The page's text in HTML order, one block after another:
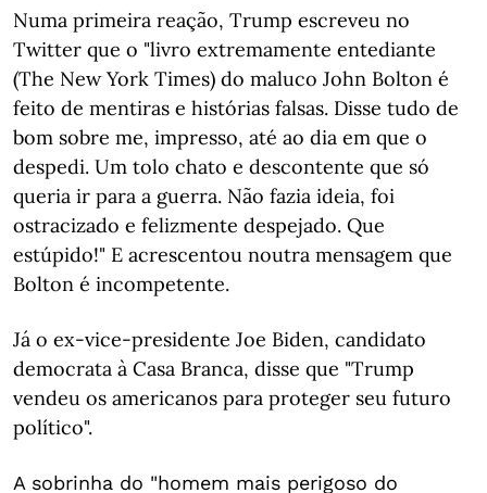
Numa primeira reação, Trump escreveu no
Twitter que o "livro extremamente entediante
(The New York Times) do maluco John Bolton é
feito de mentiras e histórias falsas. Disse tudo de
bom sobre me, impresso, até ao dia em que o
despedi. Um tolo chato e descontente que só
queria ir para a guerra. Não fazia ideia, foi
ostracizado e felizmente despejado. Que
estúpido!" E acrescentou noutra mensagem que
Bolton é incompetente.
Já o ex-vice-presidente Joe Biden, candidato
democrata à Casa Branca, disse que "Trump
vendeu os americanos para proteger seu futuro
político".
A sobrinha do "homem mais perigoso do